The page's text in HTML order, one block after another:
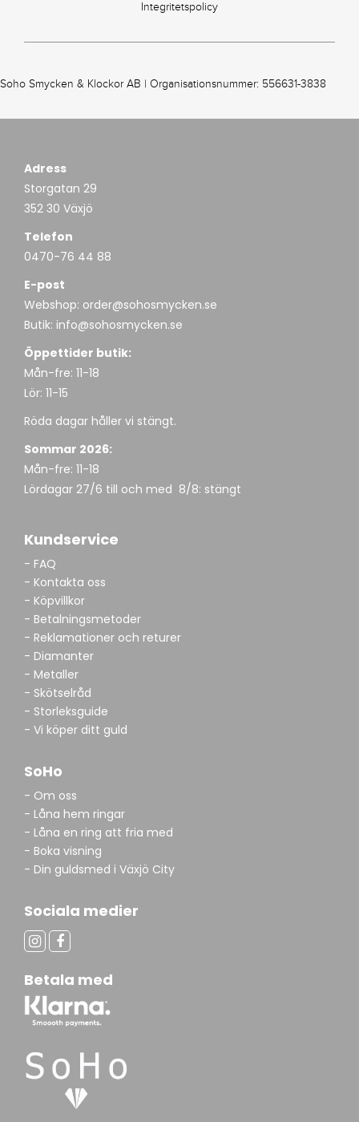
Integritetspolicy
Soho Smycken & Klockor AB | Organisationsnummer: 556631-3838
Adress
Storgatan 29
352 30 Växjö
Telefon
0470-76 44 88
E-post
Webshop: order@sohosmycken.se
Butik: info@sohosmycken.se
Öppettider butik:
Mån-fre: 11-18
Lör: 11-15
Röda dagar håller vi stängt.
Sommar 2026:
Mån-fre: 11-18
Lördagar 27/6 till och med 8/8: stängt
Kundservice
- FAQ
- Kontakta oss
- Köpvillkor
- Betalningsmetoder
- Reklamationer och returer
- Diamanter
- Metaller
- Skötselråd
- Storleksguide
- Vi köper ditt guld
SoHo
- Om oss
- Låna hem ringar
- Låna en ring att fria med
- Boka visning
- Din guldsmed i Växjö City
Sociala medier
Betala med